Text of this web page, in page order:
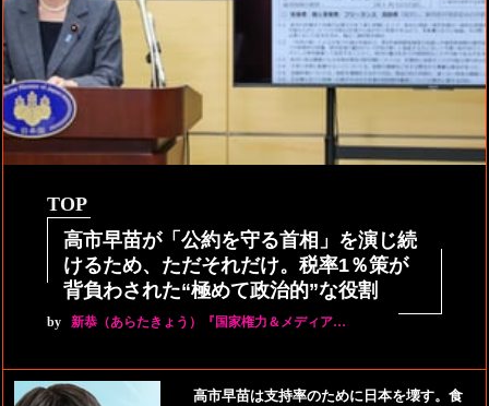
TOP
高市早苗が「公約を守る首相」を演じ続
けるため、ただそれだけ。税率1％策が
背負わされた“極めて政治的”な役割
by 新恭（あらたきょう）『国家権力＆メディア…
高市早苗は支持率のために日本を壊す。食